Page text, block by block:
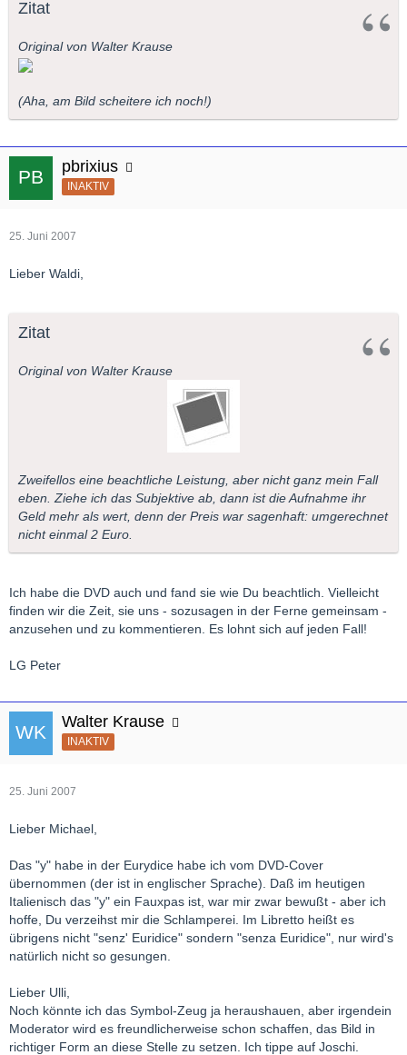
Zitat
Original von Walter Krause
(Aha, am Bild scheitere ich noch!)
pbrixius
INAKTIV
25. Juni 2007
Lieber Waldi,
Zitat
Original von Walter Krause
Zweifellos eine beachtliche Leistung, aber nicht ganz mein Fall
eben. Ziehe ich das Subjektive ab, dann ist die Aufnahme ihr
Geld mehr als wert, denn der Preis war sagenhaft: umgerechnet
nicht einmal 2 Euro.
Ich habe die DVD auch und fand sie wie Du beachtlich. Vielleicht
finden wir die Zeit, sie uns - sozusagen in der Ferne gemeinsam -
anzusehen und zu kommentieren. Es lohnt sich auf jeden Fall!
LG Peter
Walter Krause
INAKTIV
25. Juni 2007
Lieber Michael,
Das "y" habe in der Eurydice habe ich vom DVD-Cover
übernommen (der ist in englischer Sprache). Daß im heutigen
Italienisch das "y" ein Fauxpas ist, war mir zwar bewußt - aber ich
hoffe, Du verzeihst mir die Schlamperei. Im Libretto heißt es
übrigens nicht "senz' Euridice" sondern "senza Euridice", nur wird's
natürlich nicht so gesungen.
Lieber Ulli,
Noch könnte ich das Symbol-Zeug ja heraushauen, aber irgendein
Moderator wird es freundlicherweise schon schaffen, das Bild in
richtiger Form an diese Stelle zu setzen. Ich tippe auf Joschi.